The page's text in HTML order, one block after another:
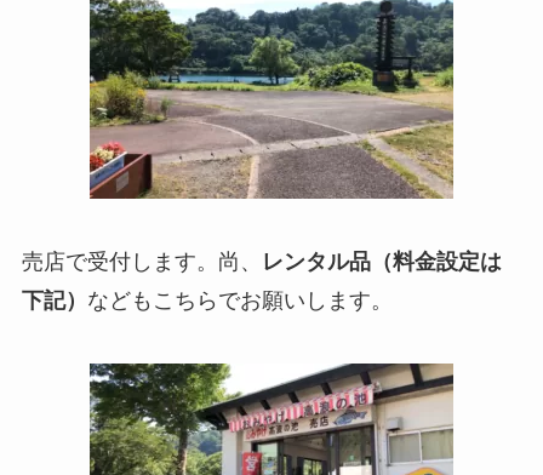
売店で受付します。尚、
レンタル品（料金設定は
下記） などもこちらでお願いします。